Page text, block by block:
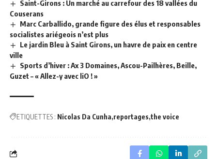
Saint-Girons : Un marché au carrefour des 18 vallées du
Couserans
Marc Carballido, grande figure des élus et responsables
socialistes ariégeois n’est plus
Le jardin Bleu à Saint Girons, un havre de paix en centre
ville
Sports d’hiver : Ax 3 Domaines, Ascou-Pailhères, Beille,
Guzet – « Allez-y avec liO ! »
ETIQUETTES : Nicolas Da Cunha reportages the voice